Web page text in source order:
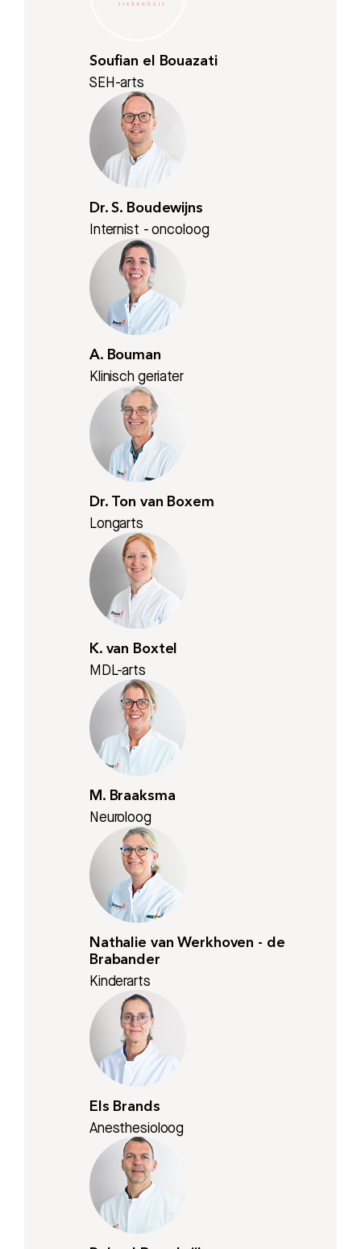
Soufian el Bouazati
SEH-arts
Dr. S. Boudewijns
Internist - oncoloog
A. Bouman
Klinisch geriater
Dr. Ton van Boxem
Longarts
K. van Boxtel
MDL-arts
M. Braaksma
Neuroloog
Nathalie van Werkhoven - de
Brabander
Kinderarts
Els Brands
Anesthesioloog